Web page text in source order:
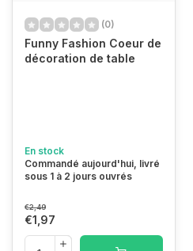
(0)
Funny Fashion Coeur de
décoration de table
En stock
Commandé aujourd'hui, livré
sous 1 à 2 jours ouvrés
€2,49
€1,97